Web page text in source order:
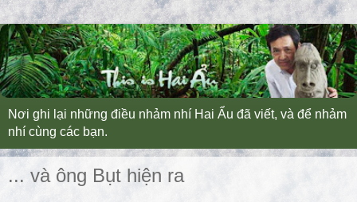
Nơi ghi lại những điều nhảm nhí Hai Ẩu đã viết, và để nhảm
nhí cùng các bạn.
... và ông Bụt hiện ra